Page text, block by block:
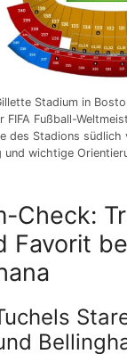
Stadium in
FIFA Fußball-
des Stadions
und wichtige
Check:
Favorit